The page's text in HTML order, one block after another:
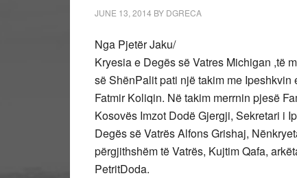
JUNE 13, 2014 BY DGRECA
Nga Pjetër Jaku/
Kryesia e Degës së Vatres Michigan ,të
së ShënPalit pati një takim me
Fatmir Koliqin. Në takim merrnin pjesë
Kosovës Imzot Dodë Gjergji, Sekretari i
Degës së Vatrës Alfons Grishaj,
përgjithshëm të Vatrës, Kujtim Qafa,
PetritDoda.